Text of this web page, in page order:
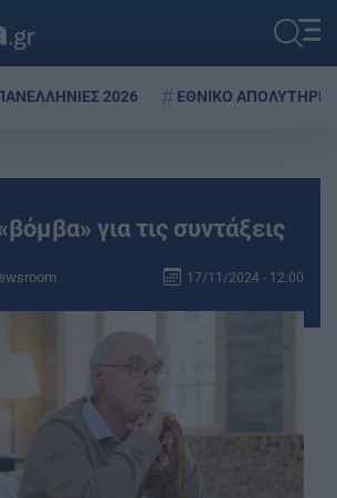
2026 ΕΘΝΙΚΟ ΑΠΟΛΥΤΗΡΙΟ
για τις συντάξεις
17/11/2024 - 12:00